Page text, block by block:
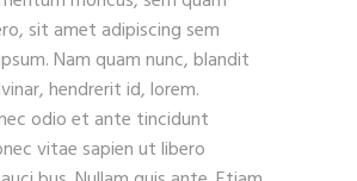
sit amet adipiscing sem
Nam quam nunc, blandit
hendrerit id, lorem.
odio et ante tincidunt
vitae sapien ut libero